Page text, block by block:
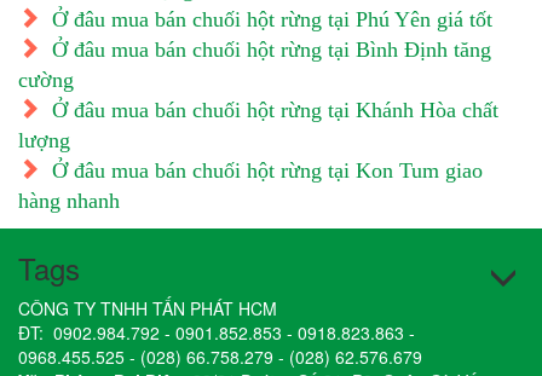
Ở đâu mua bán chuối hột rừng tại Phú Yên giá tốt
Ở đâu mua bán chuối hột rừng tại Bình Định tăng
cường
Ở đâu mua bán chuối hột rừng tại Khánh Hòa chất
lượng
Ở đâu mua bán chuối hột rừng tại Kon Tum giao
hàng nhanh
Tags
CÔNG TY TNHH TẤN PHÁT HCM
ĐT: 0902.984.792 - 0901.852.853 - 0918.823.863 -
0968.455.525 - (028) 66.758.279 - (028) 62.576.679